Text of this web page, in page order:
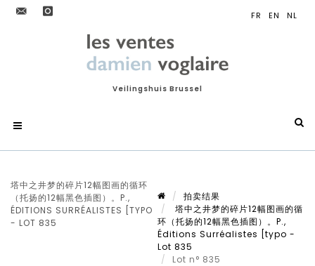
Veilingshuis Brussel
塔中之井梦的碎片12幅图画的循环
（托扬的12幅黑色插图）。P.,
ÉDITIONS SURRÉALISTES [TYPO
- LOT 835
拍卖结果
塔中之井梦的碎片12幅图画的循
环（托扬的12幅黑色插图）。P.,
Éditions Surréalistes [typo -
Lot 835
Lot n° 835